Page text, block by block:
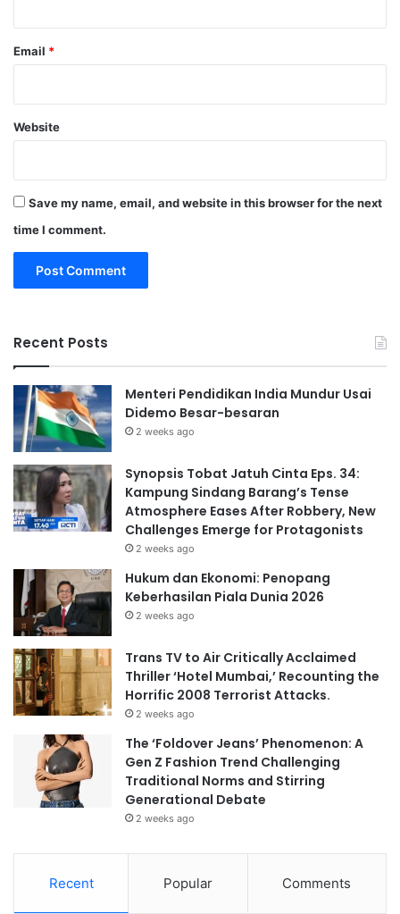
Email *
Website
Save my name, email, and website in this browser for the next
time I comment.
Recent Posts
Menteri Pendidikan India Mundur Usai
Didemo Besar-besaran
2 weeks ago
Synopsis Tobat Jatuh Cinta Eps. 34:
Kampung Sindang Barang’s Tense
Atmosphere Eases After Robbery, New
Challenges Emerge for Protagonists
2 weeks ago
Hukum dan Ekonomi: Penopang
Keberhasilan Piala Dunia 2026
2 weeks ago
Trans TV to Air Critically Acclaimed
Thriller ‘Hotel Mumbai,’ Recounting the
Horrific 2008 Terrorist Attacks.
2 weeks ago
The ‘Foldover Jeans’ Phenomenon: A
Gen Z Fashion Trend Challenging
Traditional Norms and Stirring
Generational Debate
2 weeks ago
Recent Popular Comments